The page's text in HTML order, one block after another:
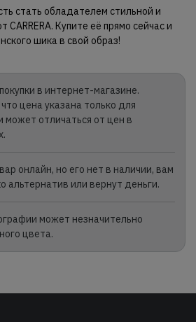
стать обладателем стильной и
CARRERA. Купите её прямо сейчас и
шика в свой образ!
в интернет-магазине.
цена указана только для
может отличаться от цен в
онлайн, но его нет в наличии, вам
альтернатив или вернут деньги.
может незначительно
цвета.